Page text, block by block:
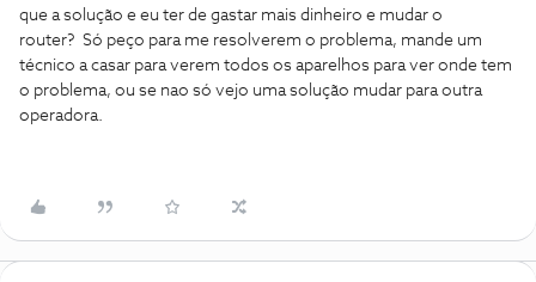
que a solução e eu ter de gastar mais dinheiro e mudar o
router? Só peço para me resolverem o problema, mande um
técnico a casar para verem todos os aparelhos para ver onde tem
o problema, ou se nao só vejo uma solução mudar para outra
operadora.